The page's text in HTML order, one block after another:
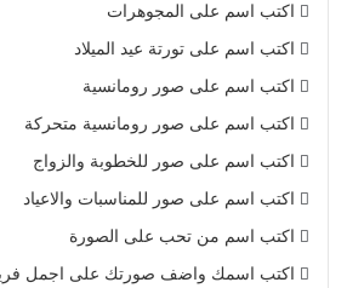
اكتب اسم على المجوهرات
اكتب اسم على تورتة عيد الميلاد
اكتب اسم على صور رومانسية
اكتب اسم على صور رومانسية متحركة
اكتب اسم على صور للخطوبة والزواج
اكتب اسم على صور للمناسبات والاعياد
اكتب اسم من تحب على الصورة
اكتب اسمك واضف صورتك على اجمل